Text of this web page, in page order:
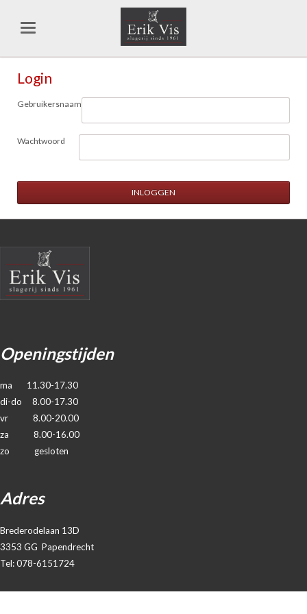
Login
Gebruikersnaam
Wachtwoord
INLOGGEN
Openingstijden
ma 11.30-17.30
di-do 8.00-17.30
vr 8.00-20.00
za 8.00-16.00
zo gesloten
Adres
Brederodelaan 13D
3353 GG Papendrecht
Tel: 078-6151724